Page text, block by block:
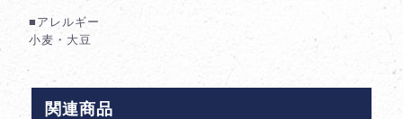
■アレルギー
小麦・大豆
関連商品